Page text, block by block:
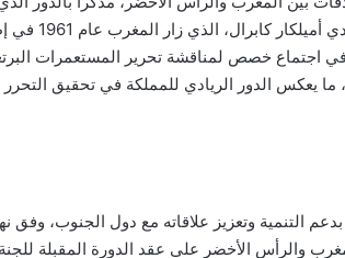
التحرر
في اجتماع خصص لمناقشة تحرير المستعمرات
ما يعكس الدور الريادي للمملكة في تحقيق التحرر
التنمية وتعزيز علاقاته مع دول الجنوب، وفق
والرأس الأخضر على عقد الدورة المقبلة